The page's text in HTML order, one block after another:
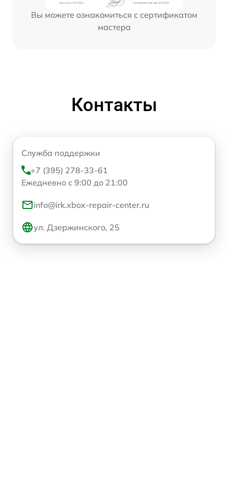
Вы можете ознакомиться с сертификатом
мастера
Контакты
Служба поддержки
+7 (395) 278-33-61
Ежедневно с 9:00 до 21:00
info@irk.xbox-repair-center.ru
ул. Дзержинского, 25